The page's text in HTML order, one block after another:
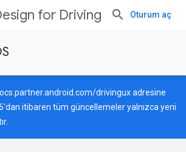
for Driving Oturum aç
drivinguxadresine
itibaren tüm güncellemeler yalnızca yeni